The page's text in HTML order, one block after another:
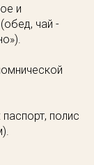
и
чай -
: паспорт, полис